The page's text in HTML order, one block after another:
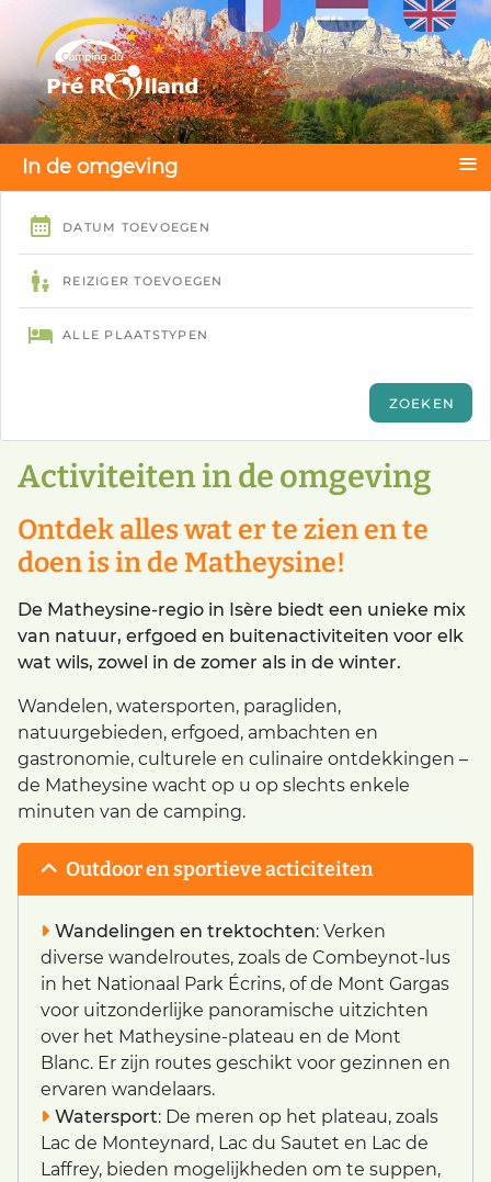
Selecteer de taal
In de omgeving ≡
Activiteiten in de omgeving
Ontdek alles wat er te zien en te
doen is in de Matheysine!
De Matheysine-regio in Isère biedt een unieke mix
van natuur, erfgoed en buitenactiviteiten voor elk
wat wils, zowel in de zomer als in de winter.
Wandelen, watersporten, paragliden,
natuurgebieden, erfgoed, ambachten en
gastronomie, culturele en culinaire ontdekkingen –
de Matheysine wacht op u op slechts enkele
minuten van de camping.
Outdoor en sportieve acticiteiten
Wandelingen en trektochten: Verken
diverse wandelroutes, zoals de Combeynot-lus
in het Nationaal Park Écrins, of de Mont Gargas
voor uitzonderlijke panoramische uitzichten
over het Matheysine-plateau en de Mont
Blanc. Er zijn routes geschikt voor gezinnen en
ervaren wandelaars.
Watersport: De meren op het plateau, zoals
Lac de Monteynard, Lac du Sautet en Lac de
Laffrey, bieden mogelijkheden om te suppen,